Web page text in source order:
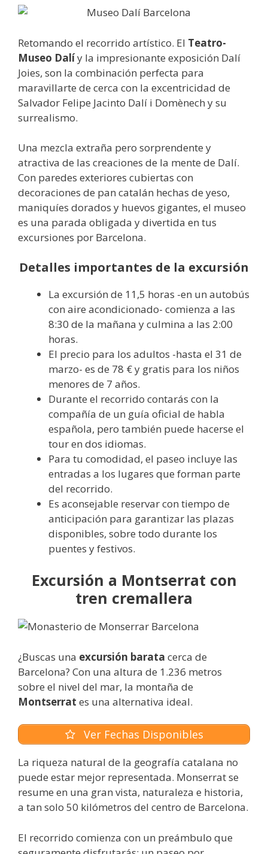
Retomando el recorrido artístico. El Teatro-
Museo Dalíy la impresionante exposición Dalí
Joies, son la combinación perfecta para
maravillarte de cerca con la excentricidad de
Salvador Felipe Jacinto Dalí i Domènech y su
surrealismo.
Una mezcla extraña pero sorprendente y
atractiva de las creaciones de la mente de Dalí.
Con paredes exteriores cubiertas con
decoraciones de pan catalán hechas de yeso,
maniquíes dorados y huevos gigantes, el museo
es una parada obligada y divertida en tus
excursiones por Barcelona.
Detalles importantes de la excursión
La excursión de 11,5 horas -en un autobús
con aire acondicionado- comienza a las
8:30 de la mañana y culmina a las 2:00
horas.
El precio para los adultos -hasta el 31 de
marzo- es de 78 € y gratis para los niños
menores de 7 años.
Durante el recorrido contarás con la
compañía de un guía oficial de habla
española, pero también puede hacerse el
tour en dos idiomas.
Para tu comodidad, el paseo incluye las
entradas a los lugares que forman parte
del recorrido.
Es aconsejable reservar con tiempo de
anticipación para garantizar las plazas
disponibles, sobre todo durante los
puentes y festivos.
Excursión a Montserrat con
tren cremallera
¿Buscas una excursión barata cerca de
Barcelona? Con una altura de 1.236 metros
sobre el nivel del mar, la montaña de
Montserrat es una alternativa ideal.
Ver Fechas Disponibles
La riqueza natural de la geografía catalana no
puede estar mejor representada. Monserrat se
resume en una gran vista, naturaleza e historia,
a tan solo 50 kilómetros del centro de Barcelona.
El recorrido comienza con un preámbulo que